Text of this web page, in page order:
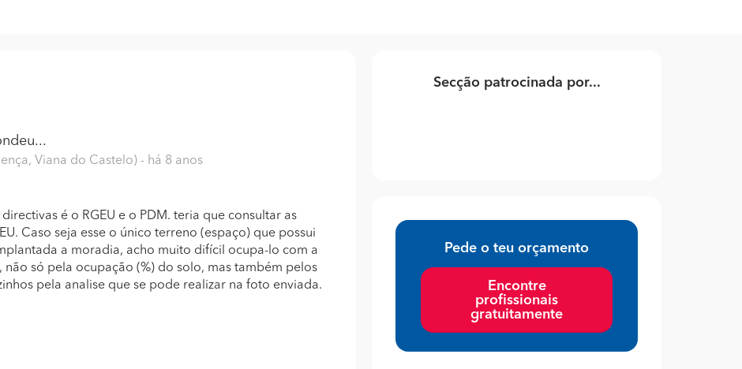
Viana do Castelo) - há 8 anos
é o RGEU e o PDM. teria que consultar as
Caso seja esse o único terreno (espaço) que possui
a moradia, acho muito difícil ocupa-lo com a
só pela ocupação (%) do solo, mas também pelos
pela analise que se pode realizar na foto enviada.
Secção patrocinada por...
Pede o teu orçamento
Encontre
profissionais
gratuitamente